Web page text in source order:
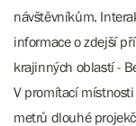
návštěvníkům.
informace o zdejší
krajinných oblastí -
V promítací
metrů dlouhé